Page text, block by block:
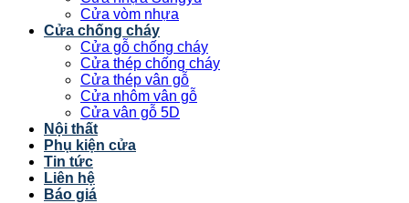
Cửa vòm nhựa
Cửa chống cháy
Cửa gỗ chống cháy
Cửa thép chống cháy
Cửa thép vân gỗ
Cửa nhôm vân gỗ
Cửa vân gỗ 5D
Nội thất
Phụ kiện cửa
Tin tức
Liên hệ
Báo giá